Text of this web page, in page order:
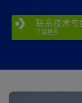
联系技术专
了解更多